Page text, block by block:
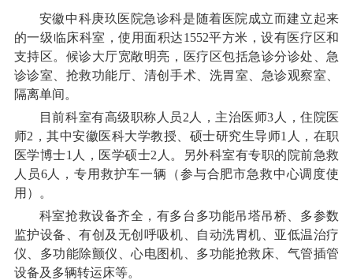
安徽中科庚玖医院急诊科是随着医院成立而建立起来
的一级临床科室，使用面积达1552平方米，设有医疗区和
支持区。候诊大厅宽敞明亮，医疗区包括急诊分诊处、急
诊诊室、抢救功能厅、清创手术、洗胃室、急诊观察室、
隔离单间。
目前科室有高级职称人员2 人，主治医师3 人，住院医
师2 ，其中安徽医科大学教授、硕士研究生导师1 人，在职
医学博士1 人，医学硕士2 人。另外科室有专职的院前急救
人员6人，专用救护车一辆（参与合肥市急救中心调度使
用）。
科室抢救设备齐全，有多台多功能吊塔吊桥、多参数
监护设备、有创及无创呼吸机、自动洗胃机、亚低温治疗
仪、多功能除颤仪、心电图机、多功能抢救床、气管插管
设备及多辆转运床等。